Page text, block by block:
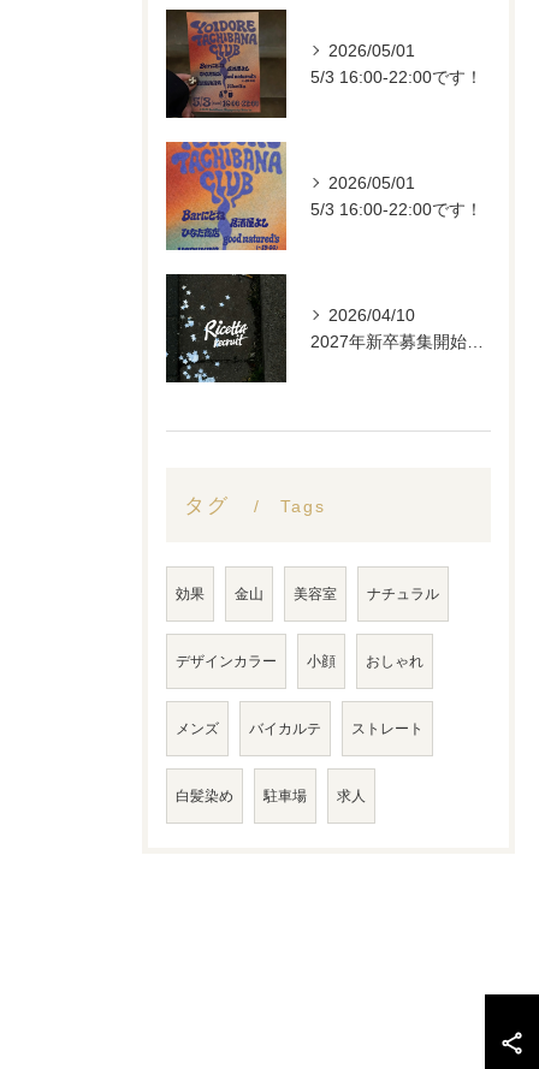
2026/05/01
5/3 16:00-22:00です！
2026/05/01
5/3 16:00-22:00です！
2026/04/10
タグ Tags
効果 金山 美容室 ナチュラル
デザインカラー 小顔 おしゃれ
メンズ バイカルテ ストレート
白髪染め 駐車場 求人